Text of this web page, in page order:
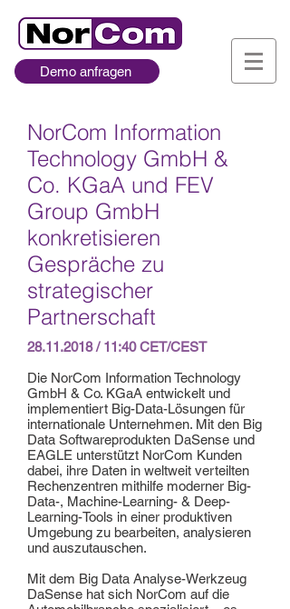
Demo anfragen
NorCom Information
Technology GmbH &
Co. KGaA und FEV
Group GmbH
konkretisieren
Gespräche zu
strategischer
Partnerschaft
28.11.2018/ 11:40 CET/CEST
Die NorCom Information Technology
GmbH & Co. KGaA entwickelt und
implementiert Big-Data-Lösungen für
internationale Unternehmen. Mit den Big
Data Softwareprodukten DaSense und
EAGLE unterstützt NorCom Kunden
dabei, ihre Daten in weltweit verteilten
Rechenzentren mithilfe moderner Big-
Data-, Machine-Learning- & Deep-
Learning-Tools in einer produktiven
Umgebung zu bearbeiten, analysieren
und auszutauschen.
Mit dem Big Data Analyse-Werkzeug
DaSense hat sich NorCom auf die